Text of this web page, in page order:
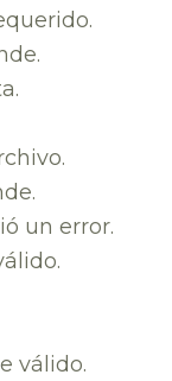
un error.
válido.